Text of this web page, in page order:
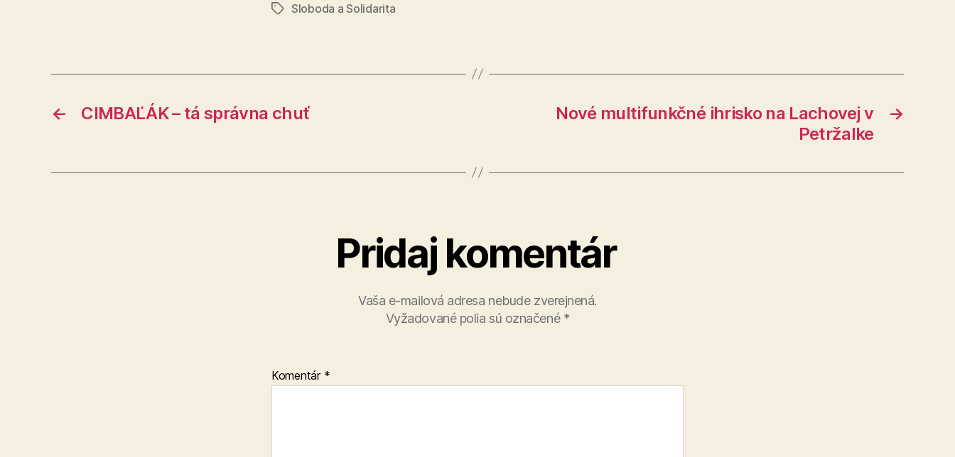
ZnačkySloboda a Solidarita
← CIMBAĽÁK – tá správna chuť →
Nové multifunkčné ihrisko na Lachovej v
Petržalke
Pridaj komentár
Vaša e-mailová adresa nebude zverejnená.
Vyžadované polia sú označené *
Komentár *